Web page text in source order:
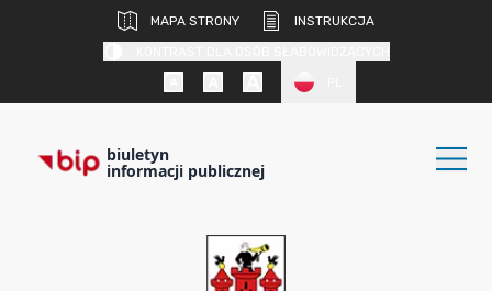
MAPA STRONY
INSTRUKCJA
biuletyn
informacji publicznej